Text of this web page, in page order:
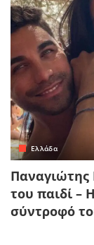
Ελλάδα
Παναγιώτης
του παιδί –
σύντροφό